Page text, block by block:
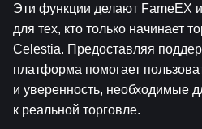
Эти функции делают FameEX
для тех, кто только начинает
Celestia. Предоставляя
платформа помогает
и уверенность, необходимые
к реальной торговле.